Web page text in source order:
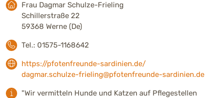
Frau Dagmar Schulze-Frieling
Schillerstraße 22
59368 Werne (De)
Tel.: 01575-1168642
https://pfotenfreunde-sardinien.de/
dagmar.schulze-frieling@pfotenfreunde-sardinien.de
"Wir vermitteln Hunde und Katzen auf Pflegestellen